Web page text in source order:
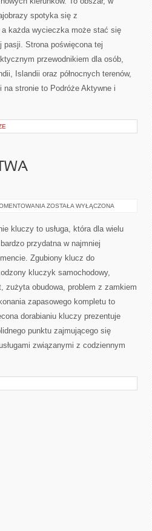
spotyka się z
a każda wycieczka może stać się
pasji. Strona poświęcona tej
przewodnikiem dla osób,
Islandii oraz północnych terenów,
na stronie to Podróże Aktywne i
PRZYSZŁOŚĆ
ZOSTAŁA WYŁĄCZONA
kluczy to usługa, która dla wielu
przydatna w najmniej
Zgubiony klucz do
kluczyk samochodowy,
zużyta obudowa, problem z zamkiem
zapasowego kompletu to
dorabianiu kluczy prezentuje
punktu zajmującego się
związanymi z codziennym